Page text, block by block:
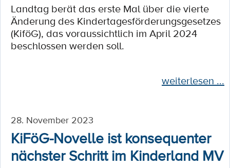
Landtag berät das erste Mal über die vierte
Änderung des Kindertagesförderungsgesetzes
(KiföG), das voraussichtlich im April 2024
beschlossen werden soll.
weiterlesen ...
28. November 2023
KiFöG-Novelle ist konsequenter
nächster Schritt im Kinderland MV